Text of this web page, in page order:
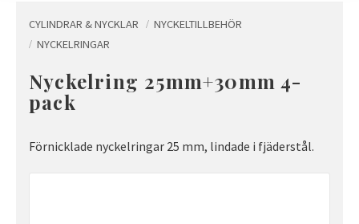
CYLINDRAR & NYCKLAR
NYCKELTILLBEHÖR
NYCKELRINGAR
Nyckelring 25mm+30mm 4-
pack
Förnicklade nyckelringar 25 mm, lindade i fjäderstål.